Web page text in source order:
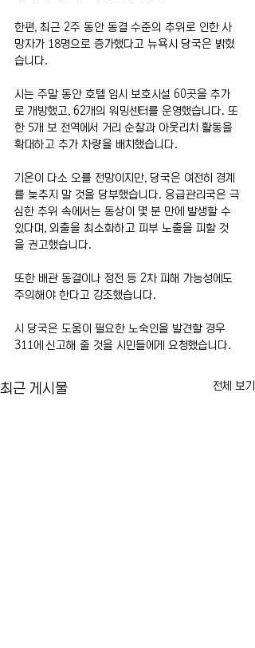
한편, 최근 2주 동안 동결 수준의 추위로 인한 사
망자가 18명으로 증가했다고 뉴욕시 당국은 밝혔
습니다.
시는 주말 동안 호텔 임시 보호시설 60곳을 추가
로 개방했고, 62개의 워밍센터를 운영했습니다. 또
한 5개 보 전역에서 거리 순찰과 아웃리치 활동을
확대하고 추가 차량을 배치했습니다.
기온이 다소 오를 전망이지만, 당국은 여전히 경계
를 늦추지 말 것을 당부했습니다. 응급관리국은 극
심한 추위 속에서는 동상이 몇 분 만에 발생할 수
있다며, 외출을 최소화하고 피부 노출을 피할 것
을 권고했습니다.
또한 배관 동결이나 정전 등 2차 피해 가능성에도
주의해야 한다고 강조했습니다.
시 당국은 도움이 필요한 노숙인을 발견할 경우
311에 신고해 줄 것을 시민들에게 요청했습니다.
최근 게시물 전체 보기